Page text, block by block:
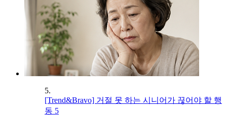
5.
[Trend&Bravo] 거절 못 하는 시니어가 끊어야 할 행
동 5